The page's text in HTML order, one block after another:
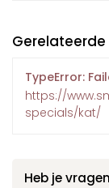
TypeError:
https://
specials/kat/
Heb je